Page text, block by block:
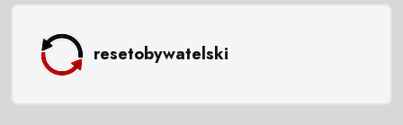
resetobywatelski